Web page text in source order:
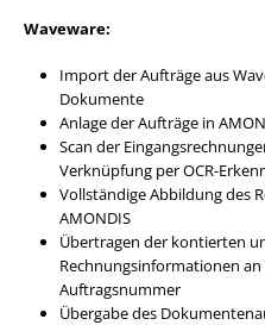
Waveware:
Import der Aufträge aus
Dokumente
Anlage der Aufträge in
Scan der
Verknüpfung per OCR-
Vollständige Abbildung des
AMONDIS
Übertragen der kontierten
Rechnungsinformationen
Auftragsnummer
Übergabe des